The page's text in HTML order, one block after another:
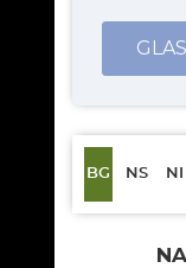
BG NS NI